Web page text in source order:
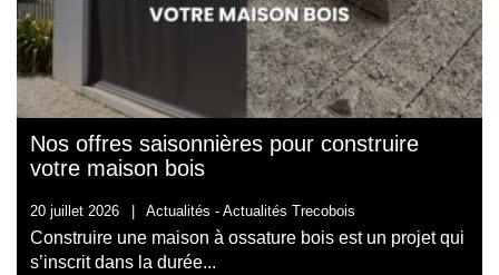
Nos offres saisonnières pour construire
votre maison bois
20 juillet 2026 | Actualités - Actualités Trecobois
Construire une maison à ossature bois est un projet qui
s’inscrit dans la durée...